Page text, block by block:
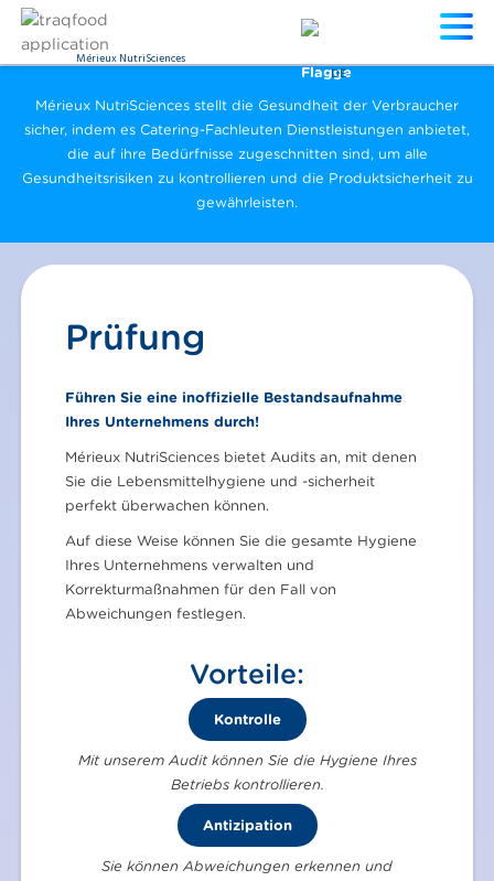
Mérieux NutriSciences
DE
Mérieux NutriSciences stellt die Gesundheit der Verbraucher
sicher, indem es Catering-Fachleuten Dienstleistungen anbietet,
die auf ihre Bedürfnisse zugeschnitten sind, um alle
Gesundheitsrisiken zu kontrollieren und die Produktsicherheit zu
gewährleisten.
Prüfung
Führen Sie eine inoffizielle Bestandsaufnahme
Ihres Unternehmens durch!
Mérieux NutriSciences bietet Audits an, mit denen
Sie die Lebensmittelhygiene und -sicherheit
perfekt überwachen können.
Auf diese Weise können Sie die gesamte Hygiene
Ihres Unternehmens verwalten und
Korrekturmaßnahmen für den Fall von
Abweichungen festlegen.
Vorteile:
Kontrolle
Mit unserem Audit können Sie die Hygiene Ihres
Betriebs kontrollieren.
Antizipation
Sie können Abweichungen erkennen und